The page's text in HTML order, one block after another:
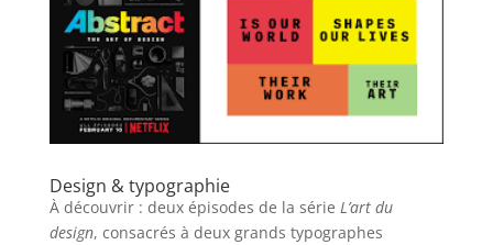
Design & typographie
À découvrir : deux épisodes de la série L’art du
design, consacrés à deux grands typographes